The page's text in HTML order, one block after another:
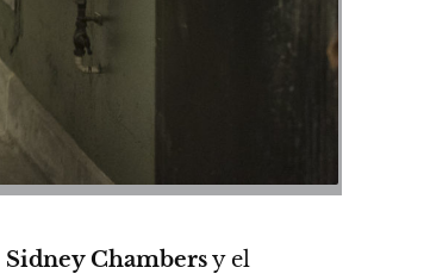
Sidney Chambersy el